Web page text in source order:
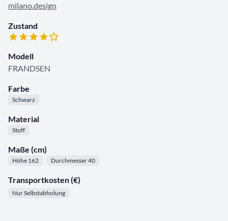
milano.design
Zustand
Modell
FRANDSEN
Farbe
Schwarz
Material
Stoff
Maße (cm)
Höhe 162 Durchmesser 40
Transportkosten (€)
Nur Selbstabholung